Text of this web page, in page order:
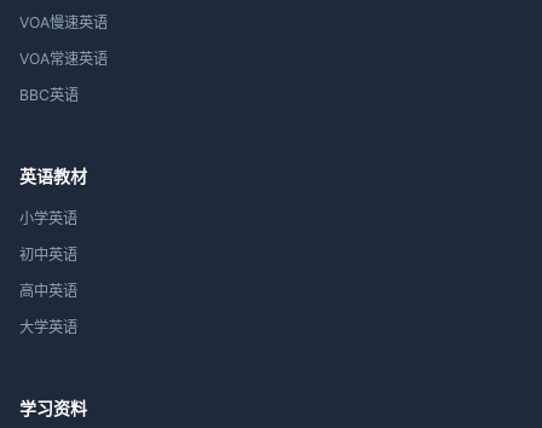
VOA慢速英语
VOA常速英语
BBC英语
英语教材
小学英语
初中英语
高中英语
大学英语
学习资料